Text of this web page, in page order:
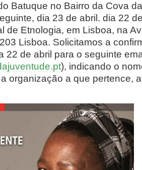
Batuque no Bairro da Cova
dia 23 de abril. dia 22
de Etnologia, em Lisboa, na
Lisboa. Solicitamos a
22 de abril para o seguinte
), indicando o
organização a que pertence,